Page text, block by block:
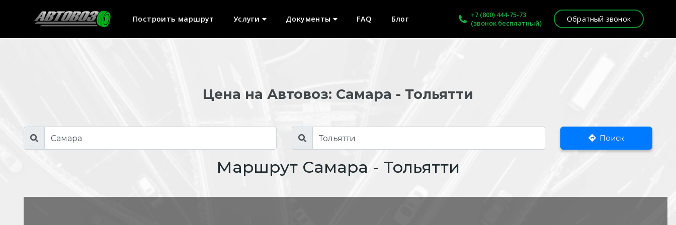
Построить маршрут Услуги Документы FAQ Блог
+7 (800) 444-75-73
(звонок бесплатный)
Обратный звонок
Цена на Автовоз: Самара - Тольятти
Поиск
Маршрут Самара - Тольятти